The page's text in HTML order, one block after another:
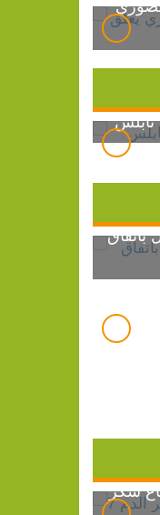
نابلس
باتفاق
سكر